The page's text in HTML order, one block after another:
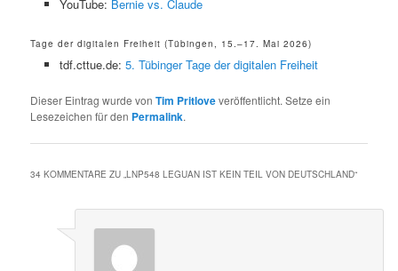
YouTube: Bernie vs. Claude
Tage der digitalen Freiheit (Tübingen, 15.–17. Mai 2026)
tdf.cttue.de: 5. Tübinger Tage der digitalen Freiheit
Dieser Eintrag wurde vonTim Pritloveveröffentlicht. Setze ein
Lesezeichen für den Permalink.
34 KOMMENTARE ZU „LNP548 LEGUAN IST KEIN TEIL VON DEUTSCHLAND“